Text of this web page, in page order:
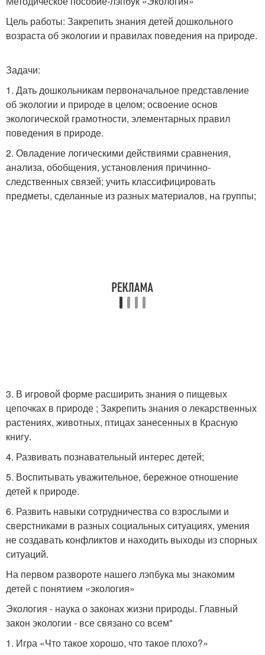
Цель работы: Закрепить знания детей дошкольного
возраста об экологии и правилах поведения на природе.
Задачи:
1. Дать дошкольникам первоначальное представление
об экологии и природе в целом; освоение основ
экологической грамотности, элементарных правил
поведения в природе.
2. Овладение логическими действиями сравнения,
анализа, обобщения, установления причинно-
следственных связей; учить классифицировать
предметы, сделанные из разных материалов, на группы;
3. В игровой форме расширить знания о пищевых
цепочках в природе ; Закрепить знания о лекарственных
растениях, животных, птицах занесенных в Красную
книгу.
4. Развивать познавательный интерес детей;
5. Воспитывать уважительное, бережное отношение
детей к природе.
6. Развить навыки сотрудничества со взрослыми и
сверстниками в разных социальных ситуациях, умения
не создавать конфликтов и находить выходы из спорных
ситуаций.
На первом развороте нашего лэпбука мы знакомим
детей с понятием «экология»
Экология - наука о законах жизни природы. Главный
закон экологии - все связано со всем"
1. Игра «Что такое хорошо, что такое плохо?»